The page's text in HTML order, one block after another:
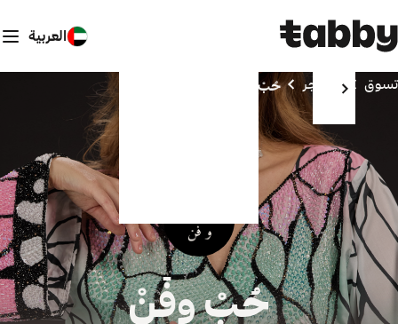
العربية
تسوق المتاجر حُبْ وفَنْ
حُبْ وفَنْ